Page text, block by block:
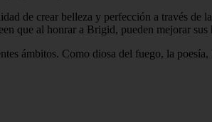
de crear belleza y perfección a través de
que al honrar a Brigid, pueden mejorar
ámbitos. Como diosa del fuego, la